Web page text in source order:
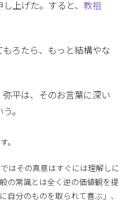
上げた。すると、 教祖
もろたら、もっと結構やな
弥平は、そのお言葉に深い
。
。
はその真意はすぐには理解しに
の常識とは全く逆の価値観を提
自分のものを取られて喜ぶ」、